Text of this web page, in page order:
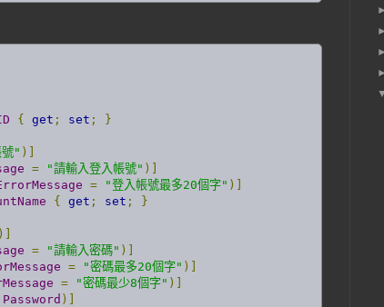
{ get ; set ; }
號" )]
= "請輸入登入帳號" )]
= "登入帳號最多20個字" )]
{ get ; set ; }
)]
= "請輸入密碼" )]
= "密碼最多20個字" )]
= "密碼最少8個字" )]
Password )]